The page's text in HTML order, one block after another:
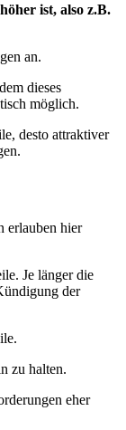
ist, also z.B.
an.
dieses
möglich.
desto attraktiver
erlauben hier
Je länger die
der
zu halten.
eher